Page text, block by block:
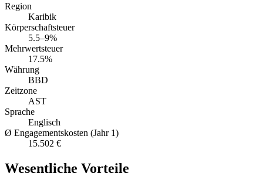
Region
Karibik
Körperschaftsteuer
5.5–9%
Mehrwertsteuer
17.5%
Währung
BBD
Zeitzone
AST
Sprache
Englisch
Ø Engagementskosten (Jahr 1)
15.502 €
Wesentliche Vorteile